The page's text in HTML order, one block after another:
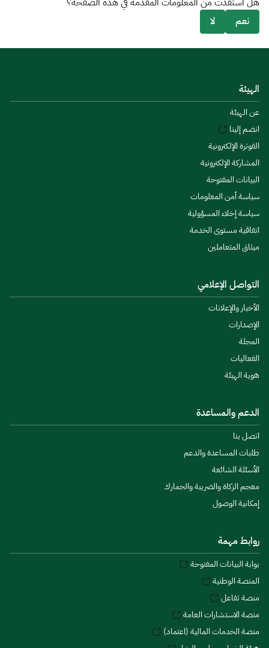
نعم
لا
الهيئة
عن الهيئة
انضم إلينا
الفوترة الإلكترونية
المشاركة الإلكترونية
البيانات المفتوحة
سياسة أمن المعلومات
سياسة إخلاء المسؤولية
اتفاقية مستوى الخدمة
ميثاق المتعاملين
التواصل الإعلامي
الأخبار والإعلانات
الإصدارات
المجلة
الفعاليات
هوية الهيئة
الدعم والمساعدة
اتصل بنا
طلبات المساعدة والدعم
الأسئلة الشائعة
معجم الزكاة والضريبة والجمارك
إمكانية الوصول
روابط مهمة
بوابة البيانات المفتوحة
المنصة الوطنية
منصة تفاعل
منصة الاستشارات العامة
منصة الخدمات المالية (اعتماد)